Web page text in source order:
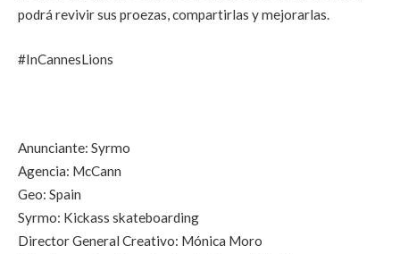
podrá revivir sus proezas, compartirlas y mejorarlas.
#InCannesLions
Anunciante: Syrmo
Agencia: McCann
Geo: Spain
Syrmo: Kickass skateboarding
Director General Creativo: Mónica Moro